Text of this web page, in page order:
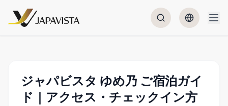
ジャパビスタ ゆめ乃 ご宿泊ガイ
ド｜アクセス・チェックイン方